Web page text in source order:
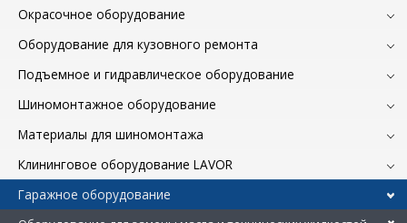
Окрасочное оборудование
Оборудование для кузовного ремонта
Подъемное и гидравлическое оборудование
Шиномонтажное оборудование
Материалы для шиномонтажа
Клининговое оборудование LAVOR
Гаражное оборудование